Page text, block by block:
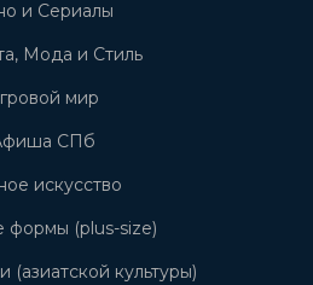
и Сериалы
Мода и Стиль
мир
СПб
искусство
(plus-size)
(азиатской культуры)